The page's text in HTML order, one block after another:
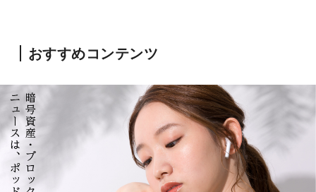
おすすめコンテンツ